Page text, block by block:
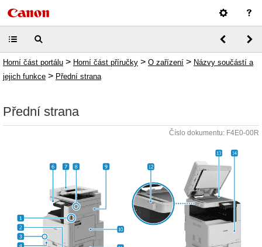
Horní část portálu > Horní část příručky > O zařízení > Názvy součástí a
jejich funkce > Přední strana
Přední strana
Číslo dokumentu: F4E0-00R